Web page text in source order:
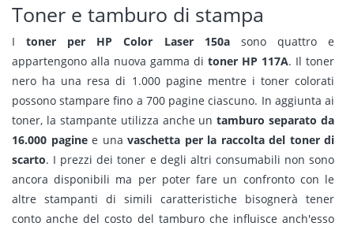
Toner e tamburo di stampa
Itoner per HP Color Laser 150asono quattro e
appartengono alla nuova gamma di toner HP 117A. Il toner
nero ha una resa di 1.000 pagine mentre i toner colorati
possono stampare fino a 700 pagine ciascuno. In aggiunta ai
toner, la stampante utilizza anche untamburo separato da
16.000 paginee una vaschetta per la raccolta del toner di
scarto. I prezzi dei toner e degli altri consumabili non sono
ancora disponibili ma per poter fare un confronto con le
altre stampanti di simili caratteristiche bisognerà tener
conto anche del costo del tamburo che influisce anch'esso